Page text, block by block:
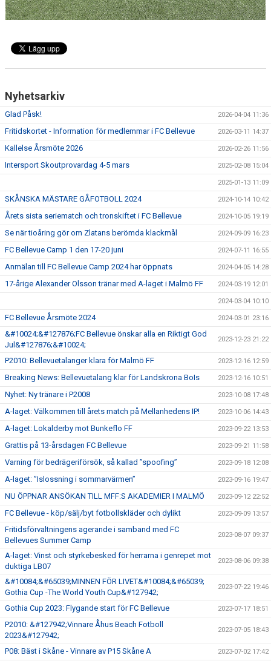
SPONSORER
NATIONELLA SPELFORMER
PROVTRÄNING
TRÄNARUTBILDNING
GÅBOLL
PROJEKT
DOMARE
GYMKORT NORDIC WELLNESS
FYSTRÄNING
POLICY SOCIALA MEDIER
FRITIDSKORTET 2026
Nyhetsarkiv
Glad Påsk! 2026-04-04 11:36
Fritidskortet - Information för medlemmar i FC Bellevue 2026-03-11 14:37
Kallelse Årsmöte 2026 2026-02-26 11:56
Intersport Skoutprovardag 4-5 mars 2025-02-08 15:04
2025-01-13 11:09
SKÅNSKA MÄSTARE GÅFOTBOLL 2024 2024-10-14 10:42
Årets sista seriematch och tronskiftet i FC Bellevue 2024-10-05 19:19
Se när tioåring gör om Zlatans berömda klackmål 2024-09-09 16:23
FC Bellevue Camp 1 den 17-20 juni 2024-07-11 16:55
Anmälan till FC Bellevue Camp 2024 har öppnats 2024-04-05 14:28
17-årige Alexander Olsson tränar med A-laget i Malmö FF 2024-03-19 12:01
2024-03-04 10:10
FC Bellevue Årsmöte 2024 2024-03-01 23:16
&#10024;&#127876;FC Bellevue önskar alla en Riktigt God
Jul&#127876;&#10024;
2023-12-23 21:22
P2010: Bellevuetalanger klara för Malmö FF 2023-12-16 12:59
Breaking News: Bellevuetalang klar för Landskrona BoIs 2023-12-16 10:51
Nyhet: Ny tränare i P2008 2023-10-08 17:48
A-laget: Välkommen till årets match på Mellanhedens IP! 2023-10-06 14:43
A-laget: Lokalderby mot Bunkeflo FF 2023-09-22 13:53
Grattis på 13-årsdagen FC Bellevue 2023-09-21 11:58
Varning för bedrägeriförsök, så kallad ”spoofing” 2023-09-18 12:08
A-laget: ”Islossning i sommarvärmen” 2023-09-16 19:47
NU ÖPPNAR ANSÖKAN TILL MFF:S AKADEMIER I MALMÖ 2023-09-12 22:52
FC Bellevue - köp/sälj/byt fotbollskläder och dylikt 2023-09-09 13:57
Fritidsförvaltningens agerande i samband med FC
Bellevues Summer Camp
2023-08-07 09:37
A-laget: Vinst och styrkebesked för herrarna i genrepet mot
duktiga LB07
2023-08-06 09:38
&#10084;&#65039;MINNEN FÖR LIVET&#10084;&#65039;
Gothia Cup -The World Youth Cup&#127942;
2023-07-22 19:46
Gothia Cup 2023: Flygande start för FC Bellevue 2023-07-17 18:51
P2010: &#127942;Vinnare Åhus Beach Fotboll
2023&#127942;
2023-07-05 18:43
P08: Bäst i Skåne - Vinnare av P15 Skåne A 2023-07-02 17:42